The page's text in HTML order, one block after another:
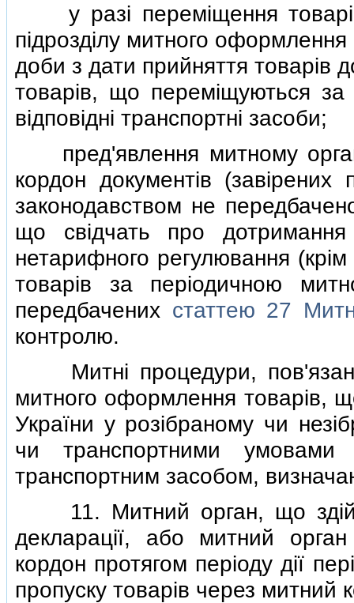
у разi перемiщення товарiв
пiдроздiлу митного
доби з дати прийняття товарiв
товарiв, що перемiщуються
вiдповiднi транспортнi засоби;
пред'явлення митному
кордон документiв (завiрених
законодавством не
що свiдчать про
нетарифного регулювання
товарiв за перiодичною
передбачених статтею 27
контролю.
Митнi процедури, пов'язанi
митного оформлення товарiв,
України у розiбраному чи
чи транспортними
транспортним засобом,
11. Митний орган, що
декларацiї, або митний
кордон протягом перiоду дiї
пропуску товарiв через митний